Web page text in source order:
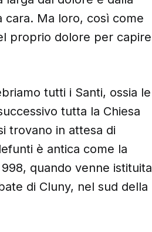
cara. Ma loro, così come
proprio dolore per capire
tutti i Santi, ossia le
tutta la Chiesa
trovano in attesa di
è antica come la
quando venne istituita
di Cluny, nel sud della